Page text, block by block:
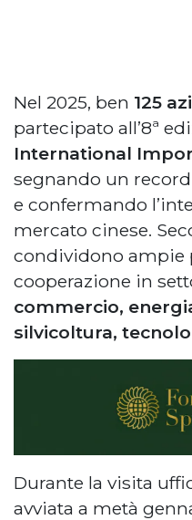
Nel 2025, ben 125
partecipato all’8ª
International
segnando un
e confermando
mercato cinese.
condividono ampie
cooperazione in
commercio,
silvicoltura,
Durante la visita
avviata a metà